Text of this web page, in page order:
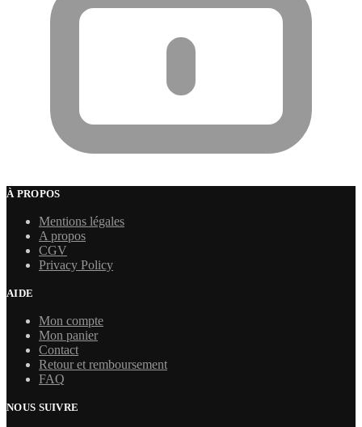
À PROPOS
Mentions légales
A propos
CGV
Privacy Policy
AIDE
Mon compte
Mon panier
Contact
Retour et remboursement
FAQ
NOUS SUIVRE